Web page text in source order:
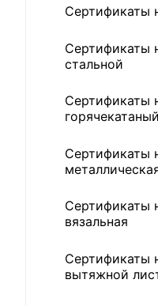
Сертификаты
Сертификаты
стальной
Сертификаты
горячекатаный
Сертификаты
Сертификаты
вязальная
Сертификаты
вытяжной